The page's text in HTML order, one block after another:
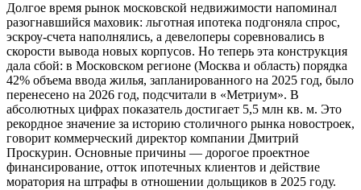
Долгое время рынок московской недвижимости напоминал
разогнавшийся маховик: льготная ипотека подгоняла спрос,
эскроу-счета наполнялись, а девелоперы соревновались в
скорости вывода новых корпусов. Но теперь эта конструкция
дала сбой: в Московском регионе (Москва и область) порядка
42% объема ввода жилья, запланированного на 2025 год, было
перенесено на 2026 год, подсчитали в «Метриум». В
абсолютных цифрах показатель достигает 5,5 млн кв. м. Это
рекордное значение за историю столичного рынка новостроек,
говорит коммерческий директор компании Дмитрий
Проскурин. Основные причины — дорогое проектное
финансирование, отток ипотечных клиентов и действие
моратория на штрафы в отношении дольщиков в 2025 году.